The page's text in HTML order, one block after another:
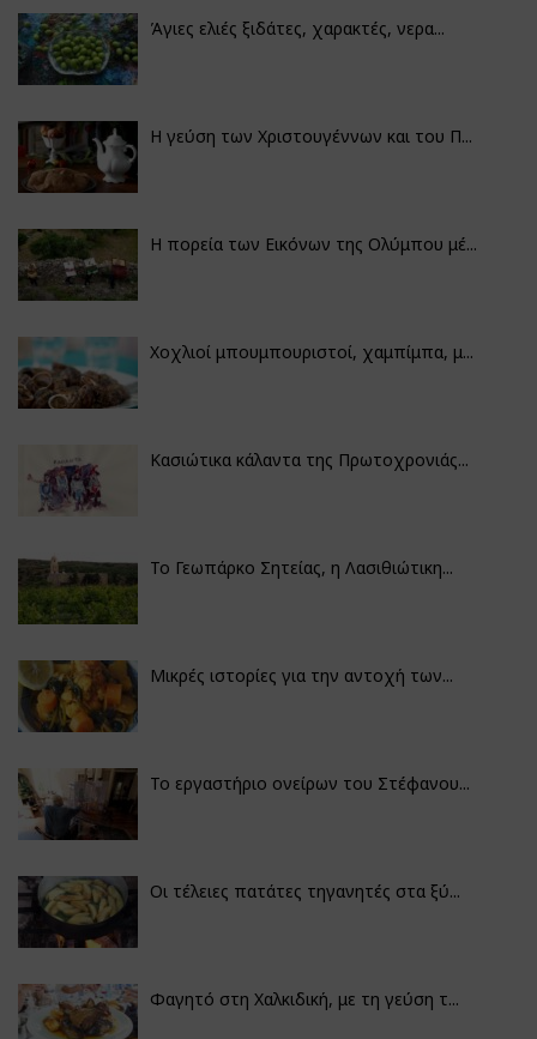
Άγιες ελιές ξιδάτες, χαρακτές, νερα...
Η γεύση των Χριστουγέννων και του Π...
Η πορεία των Εικόνων της Ολύμπου μέ...
Χοχλιοί μπουμπουριστοί, χαμπίμπα, μ...
Κασιώτικα κάλαντα της Πρωτοχρονιάς...
Το Γεωπάρκο Σητείας, η Λασιθιώτικη...
Μικρές ιστορίες για την αντοχή των...
Το εργαστήριο ονείρων του Στέφανου...
Οι τέλειες πατάτες τηγανητές στα ξύ...
Φαγητό στη Χαλκιδική, με τη γεύση τ...